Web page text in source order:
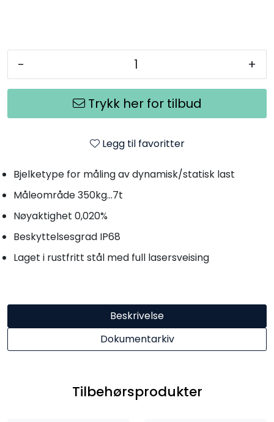
- +
Trykk her for tilbud
Legg til favoritter
Bjelketype for måling av dynamisk/statisk last
Måleområde 350kg...7t
Nøyaktighet 0,020%
Beskyttelsesgrad IP68
Laget i rustfritt stål med full lasersveising
Beskrivelse
Dokumentarkiv
Tilbehørsprodukter
Outlet